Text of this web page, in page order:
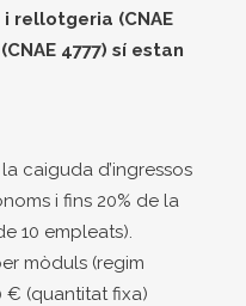
rellotgeria (CNAE
4777) sí estan
caiguda d’ingressos
i fins 20% de la
10 empleats).
mòduls (regim
€ (quantitat fixa)